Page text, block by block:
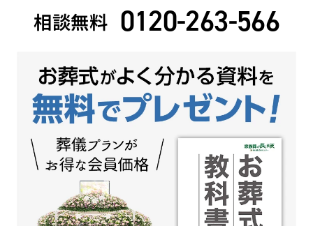
相談無料 0120-263-566